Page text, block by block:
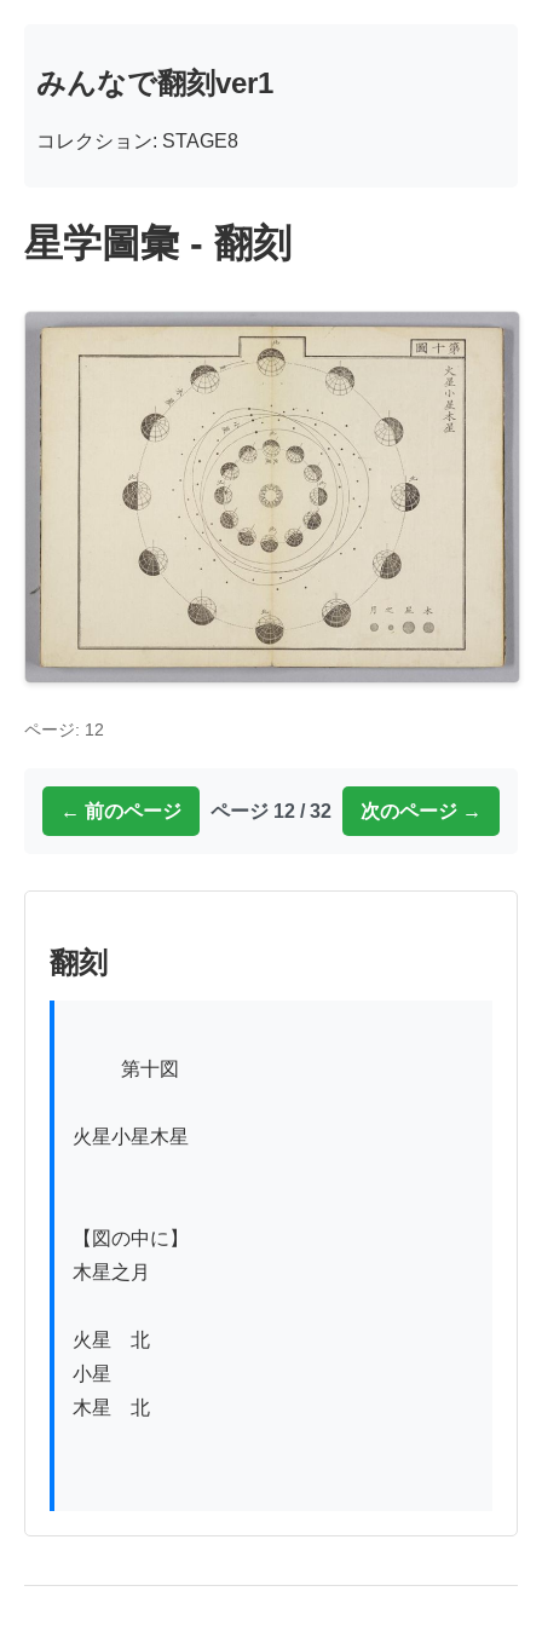
みんなで翻刻ver1
コレクション: STAGE8
星学圖彙 - 翻刻
ページ: 12
← 前のページ ページ 12 / 32 次のページ →
翻刻
火星小星木星
【図の中に】
木星之月
火星　北
小星
木星　北